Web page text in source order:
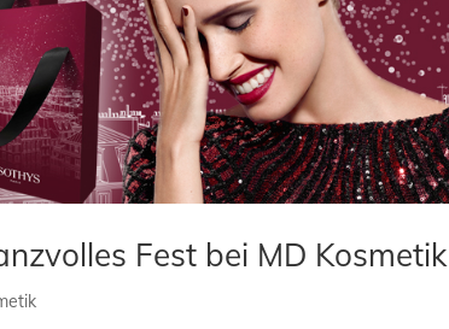
Fest bei MD Kosmetik